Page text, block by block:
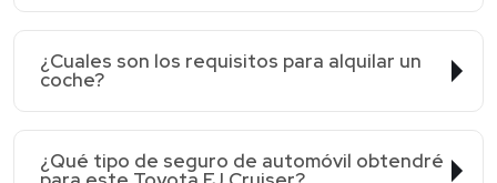
¿Cuales son los requisitos para alquilar un
coche?
¿Qué tipo de seguro de automóvil obtendré